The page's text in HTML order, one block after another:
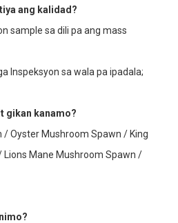
ang kalidad?
sample sa dili pa ang mass
Inspeksyon sa wala pa ipadala;
gikan kanamo?
Oyster Mushroom Spawn / King
Mane Mushroom Spawn /